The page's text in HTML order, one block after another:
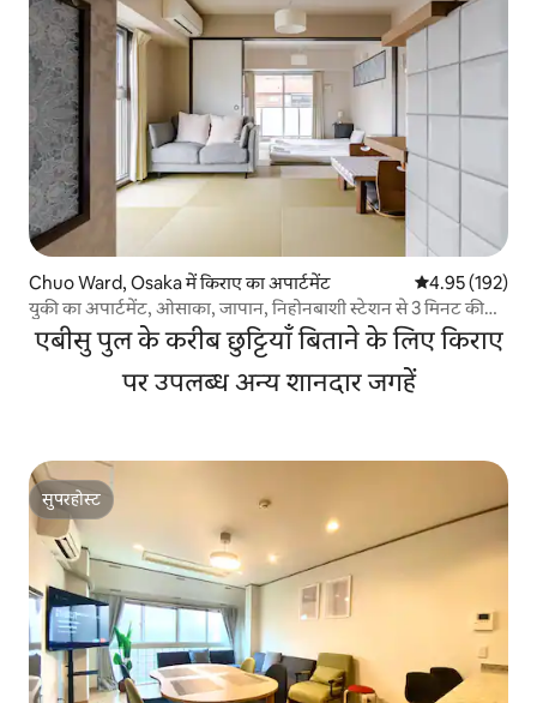
Chuo Ward, Osaka में किराए का अपार्टमेंट औसत रेटिंग 5 में से
4.95 (192)
युकी का अपार्टमेंट, ओसाका, जापान, निहोनबाशी स्टेशन से 3 मिनट की
पैदल दूरी पर, 2 जापानी गद्दों वाला अपार्टमेंट
एबीसु पुल के करीब छुट्टियाँ बिताने के लिए किराए
पर उपलब्ध अन्य शानदार जगहें
सुपरहोस्ट
सुपरहोस्ट